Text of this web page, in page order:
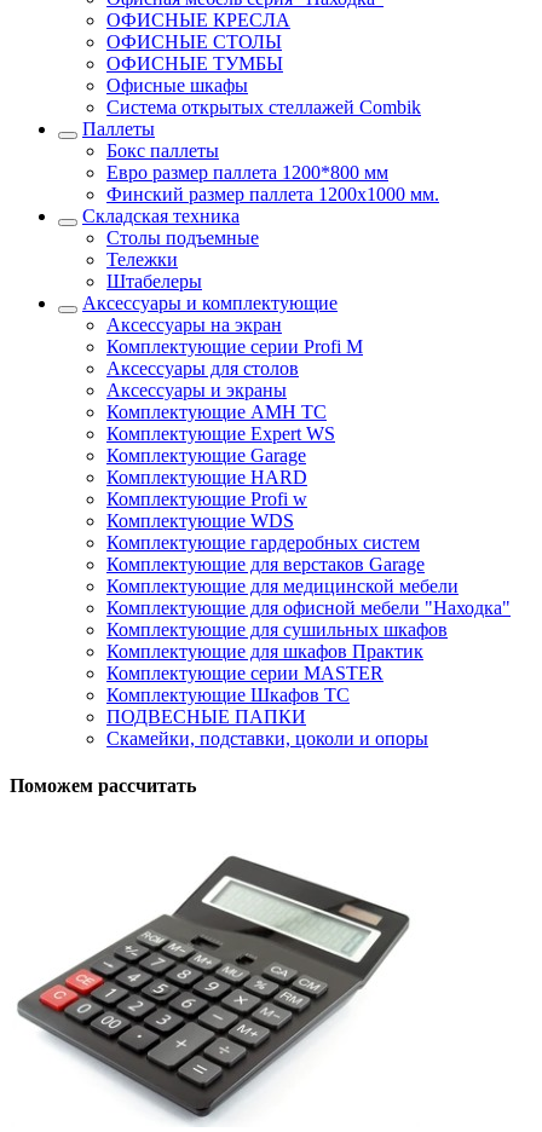
ОФИСНЫЕ КРЕСЛА
ОФИСНЫЕ СТОЛЫ
ОФИСНЫЕ ТУМБЫ
Офисные шкафы
Система открытых стеллажей Combik
Паллеты
Бокс паллеты
Евро размер паллета 1200*800 мм
Финский размер паллета 1200х1000 мм.
Складская техника
Столы подъемные
Тележки
Штабелеры
Аксессуары и комплектующие
Аксессуары на экран
Комплектующие серии Profi M
Аксессуары для столов
Аксессуары и экраны
Комплектующие AMH TC
Комплектующие Expert WS
Комплектующие Garage
Комплектующие HARD
Комплектующие Profi w
Комплектующие WDS
Комплектующие гардеробных систем
Комплектующие для верстаков Garage
Комплектующие для медицинской мебели
Комплектующие для офисной мебели "Находка"
Комплектующие для сушильных шкафов
Комплектующие для шкафов Практик
Комплектующие серии MASTER
Комплектующие Шкафов ТС
ПОДВЕСНЫЕ ПАПКИ
Скамейки, подставки, цоколи и опоры
Поможем рассчитать